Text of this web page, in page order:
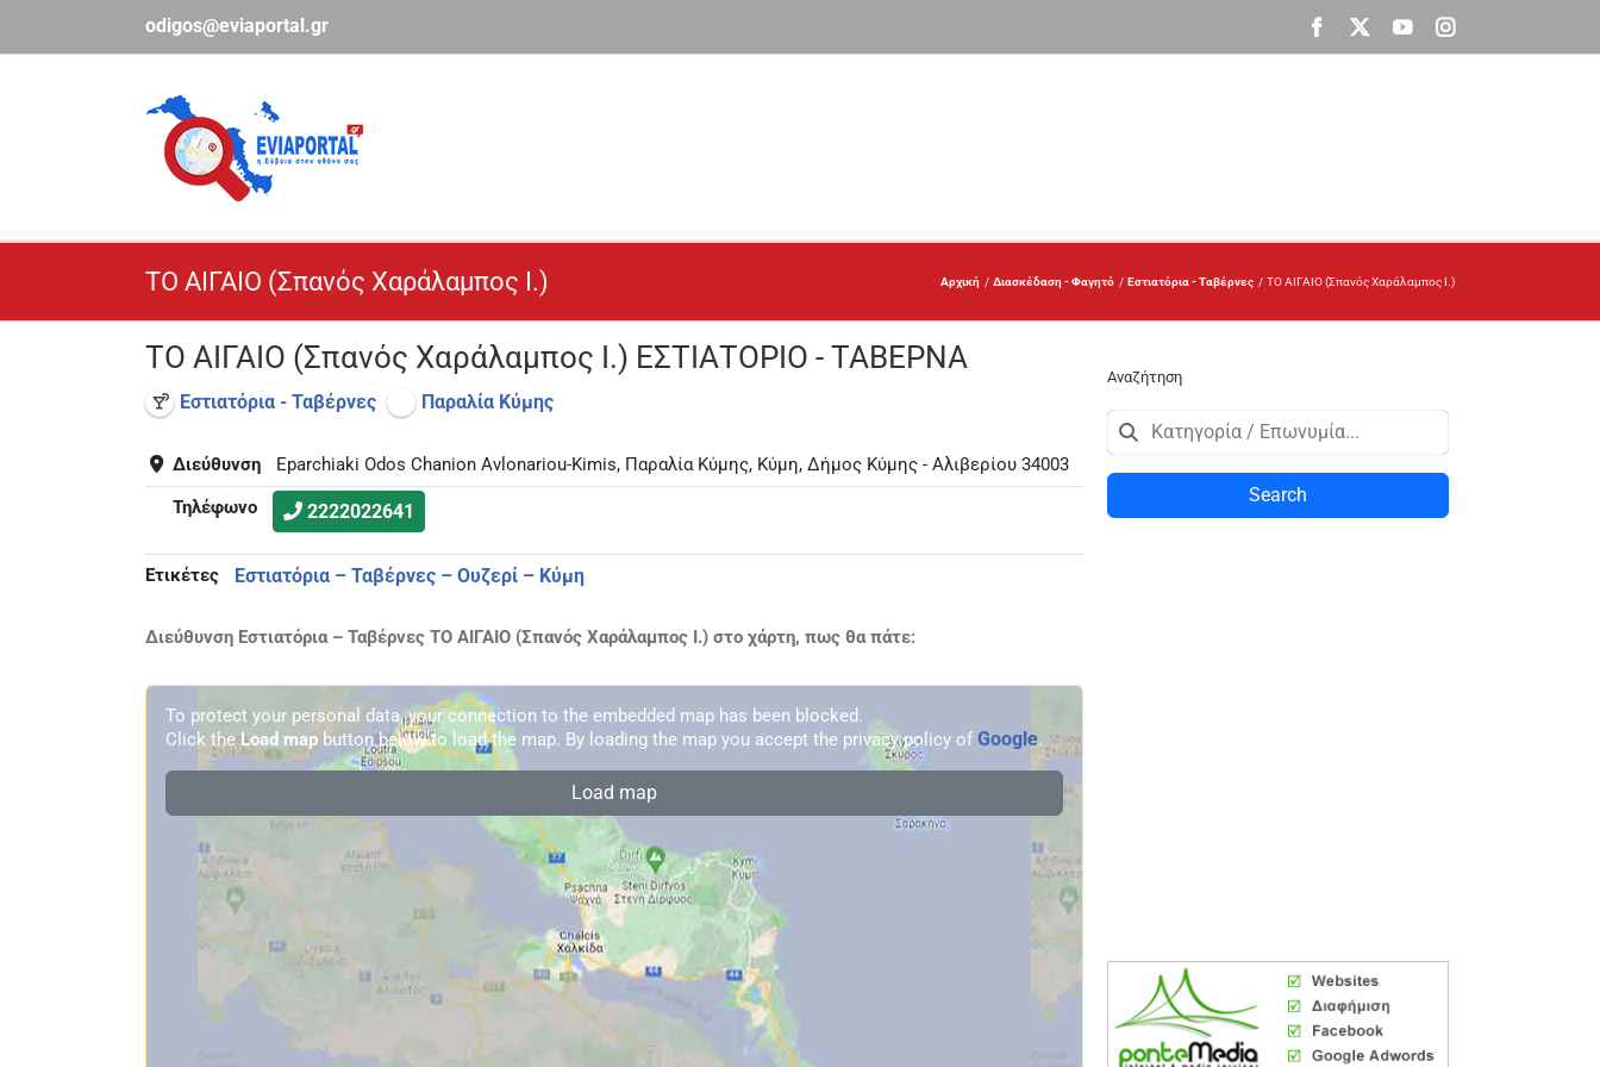
περιεχόμενο
odigos@eviaportal.gr Facebook
X YouTubeInstagram
ΤΟ ΑΙΓΑΙΟ (Σπανός Χαράλαμπος Ι.) Αρχική Διασκέδαση - Φαγητό Εστιατόρια - Ταβέρνες ΤΟ ΑΙΓΑΙΟ (Σπανός Χαράλαμπος Ι.)
ΤΟ ΑΙΓΑΙΟ (Σπανός Χαράλαμπος Ι.) ΕΣΤΙΑΤΟΡΙΟ - ΤΑΒΕΡΝΑ
Εστιατόρια - Ταβέρνες Παραλία Κύμης
Διεύθυνση
Eparchiaki Odos Chanion Avlonariou-Kimis, Παραλία Κύμης, Κύμη, Δήμος Κύμης - Αλιβερίου 34003
Τηλέφωνο
2222022641
Ετικέτες Εστιατόρια – Ταβέρνες – Ουζερί – Κύμη
Διεύθυνση Εστιατόρια – Ταβέρνες ΤΟ ΑΙΓΑΙΟ (Σπανός Χαράλαμπος Ι.) στο χάρτη, πως θα πάτε:
To protect your personal data, your connection to the embedded map has been blocked.
Click the Load mapbutton below to load the map. By loading the map you accept the privacy policy of Google.
Load map
Αναζήτηση
Search